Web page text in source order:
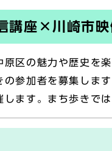
講座×川崎市
区の魅力や歴史を
の参加者を募集しま
ます。まち歩きで